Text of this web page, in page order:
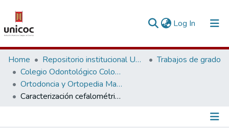
Log In (current)
Communities & Collections
Research Outputs
Fundings & Projects
Home Repositorio institucional Unicoc, RI-unicoc
Trabajos de grado
Colegio Odontológico Colombiano
Ortodoncia y Ortopedia Maxilar
Caracterización cefalométrica de la relación entre posición natural de la cabeza, hueso hioides y biotipo facial en población adulta UNICOC